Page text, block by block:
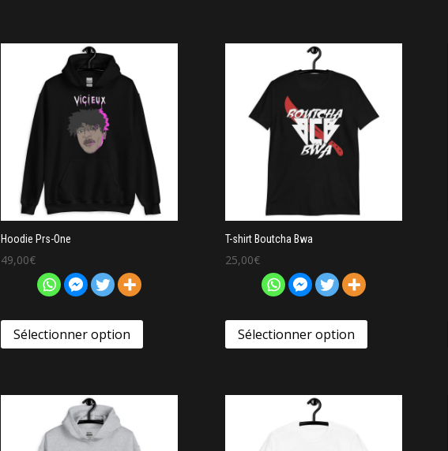
Hoodie Prs-One
49,00€
Sélectionner option
T-shirt Boutcha Bwa
25,00€
Sélectionner option